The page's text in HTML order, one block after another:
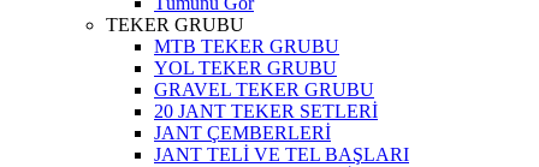
TEKER GRUBU
MTB TEKER GRUBU
YOL TEKER GRUBU
GRAVEL TEKER GRUBU
20 JANT TEKER SETLERİ
JANT ÇEMBERLERİ
JANT TELİ VE TEL BAŞLARI